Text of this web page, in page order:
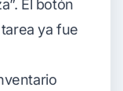
El botón
ya fue